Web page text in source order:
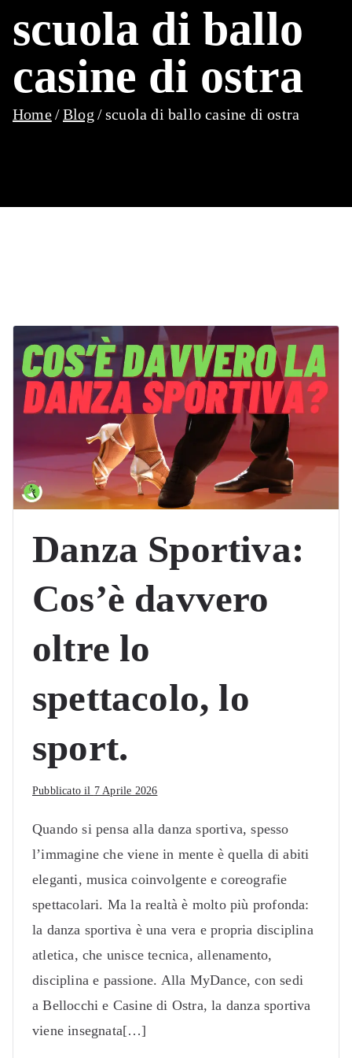
scuola di ballo
casine di ostra
Home Blog scuola di ballo casine di ostra
Danza Sportiva:
Cos’è davvero
oltre lo
spettacolo, lo
sport.
Pubblicato il 7 Aprile 2026
Quando si pensa alla danza sportiva, spesso
l’immagine che viene in mente è quella di abiti
eleganti, musica coinvolgente e coreografie
spettacolari. Ma la realtà è molto più profonda:
la danza sportiva è una vera e propria disciplina
atletica, che unisce tecnica, allenamento,
disciplina e passione. Alla MyDance, con sedi
a Bellocchi e Casine di Ostra, la danza sportiva
viene insegnata[…]